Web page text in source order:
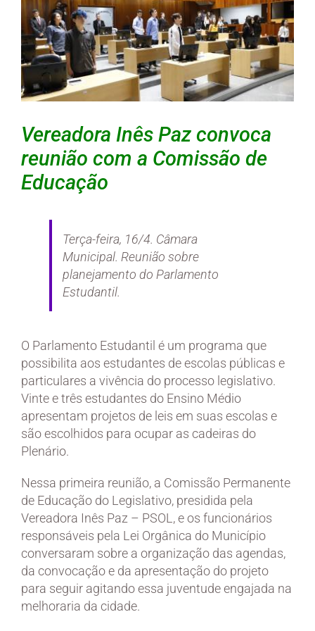
Vereadora Inês Paz convoca
reunião com a Comissão de
Educação
Terça-feira, 16/4. Câmara
Municipal. Reunião sobre
planejamento do Parlamento
Estudantil.
O Parlamento Estudantil é um programa que
possibilita aos estudantes de escolas públicas e
particulares a vivência do processo legislativo.
Vinte e três estudantes do Ensino Médio
apresentam projetos de leis em suas escolas e
são escolhidos para ocupar as cadeiras do
Plenário.
Nessa primeira reunião, a Comissão Permanente
de Educação do Legislativo, presidida pela
Vereadora Inês Paz – PSOL, e os funcionários
responsáveis pela Lei Orgânica do Município
conversaram sobre a organização das agendas,
da convocação e da apresentação do projeto
para seguir agitando essa juventude engajada na
melhoraria da cidade.